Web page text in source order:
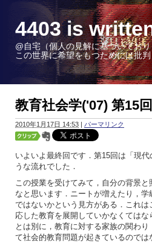
4403 is
@自宅（個人の見解に基づいてお
この世界に希望をもつためには批
教育社会学('07) 第15回
2010年1月17日 14:53 | パーマリンク
いよいよ最終回です．第15回は「現
うな流れでした．
この授業を受けてみて，自分の背景
なと思います．ニートが増えたり，
ではないかという見方がある．これ
応した教育を展開していかなくては
とは別に，教育に対する家族の関わ
て社会的教育問題が起きているので